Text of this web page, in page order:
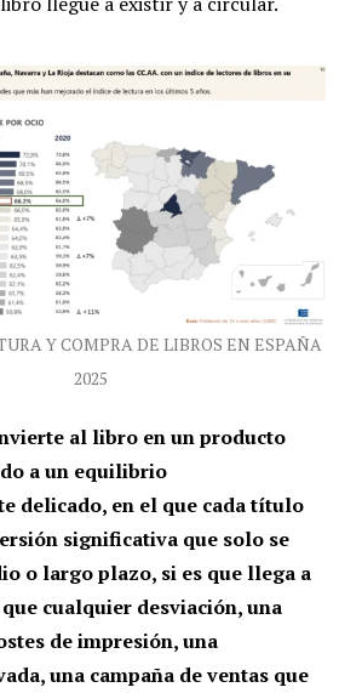
Y COMPRA DE LIBROS EN ESPAÑA
2025
al libro en un producto
a un equilibrio
delicado, en el que cada título
significativa que solo se
o largo plazo, si es que llega a
cualquier desviación, una
de impresión, una
una campaña de ventas que